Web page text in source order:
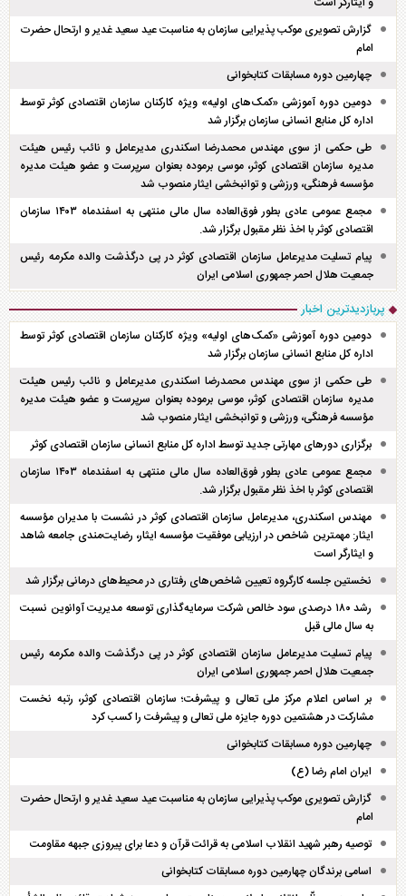
گزارش تصویری موکب پذیرایی سازمان به مناسبت عید سعید غدیر و ارتحال حضرت
امام
چهارمین دوره مسابقات کتابخوانی
دومین دوره آموزشی «کمک‌های اولیه» ویژه کارکنان سازمان اقتصادی کوثر توسط
اداره کل منابع انسانی سازمان برگزار شد
طی حکمی از سوی مهندس محمدرضا اسکندری مدیرعامل و نائب رئیس هیئت
مدیره سازمان اقتصادی کوثر، موسی برموده بعنوان سرپرست و عضو هیئت مدیره
مؤسسه فرهنگی، ورزشی و توانبخشی ایثار منصوب شد
مجمع عمومی عادی بطور فوق‌العاده سال مالی منتهی به اسفند‌ماه ۱۴۰۳ سازمان
اقتصادی کوثر با اخذ نظر مقبول برگزار شد.
پیام تسلیت مدیرعامل سازمان اقتصادی کوثر در پی درگذشت والده مکرمه رئیس
جمعیت هلال احمر جمهوری اسلامی ایران
پربازدیدترین اخبار
دومین دوره آموزشی «کمک‌های اولیه» ویژه کارکنان سازمان اقتصادی کوثر توسط
اداره کل منابع انسانی سازمان برگزار شد
طی حکمی از سوی مهندس محمدرضا اسکندری مدیرعامل و نائب رئیس هیئت
مدیره سازمان اقتصادی کوثر، موسی برموده بعنوان سرپرست و عضو هیئت مدیره
مؤسسه فرهنگی، ورزشی و توانبخشی ایثار منصوب شد
برگزاری دور‌های مهارتی جدید توسط اداره کل منابع انسانی سازمان اقتصادی کوثر
مجمع عمومی عادی بطور فوق‌العاده سال مالی منتهی به اسفند‌ماه ۱۴۰۳ سازمان
اقتصادی کوثر با اخذ نظر مقبول برگزار شد.
مهندس اسکندری، مدیرعامل سازمان اقتصادی کوثر در نشست با مدیران مؤسسه
ایثار: مهمترین شاخص در ارزیابی موفقیت مؤسسه ایثار، رضایت‌مندی جامعه شاهد
و ایثارگر است
نخستین جلسه کارگروه تعیین شاخص‌های رفتاری در محیط‌های درمانی برگزار شد
رشد ۱۸۰ درصدی سود خالص شرکت سرمایه‌گذاری توسعه مدیریت آوانوین نسبت
به سال مالی قبل
پیام تسلیت مدیرعامل سازمان اقتصادی کوثر در پی درگذشت والده مکرمه رئیس
جمعیت هلال احمر جمهوری اسلامی ایران
بر اساس اعلام مرکز ملی تعالی و پیشرفت؛ سازمان اقتصادی کوثر، رتبه نخست
مشارکت در هشتمین دوره جایزه ملی تعالی و پیشرفت را کسب کرد
چهارمین دوره مسابقات کتابخوانی
ایران امام رضا (ع)
گزارش تصویری موکب پذیرایی سازمان به مناسبت عید سعید غدیر و ارتحال حضرت
امام
توصیه رهبر شهید انقلاب اسلامی به قرائت قرآن و دعا برای پیروزی جبهه مقاومت
اسامی برندگان چهارمین دوره مسابقات کتابخوانی